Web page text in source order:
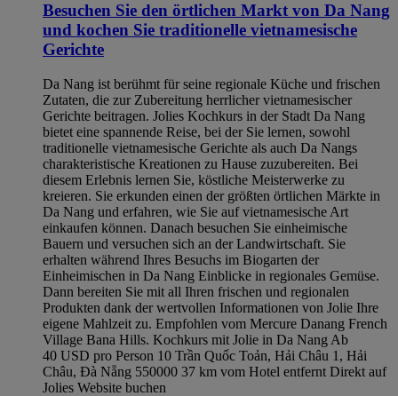
Besuchen Sie den örtlichen Markt von Da Nang
und kochen Sie traditionelle vietnamesische
Gerichte
Da Nang ist berühmt für seine regionale Küche und frischen
Zutaten, die zur Zubereitung herrlicher vietnamesischer
Gerichte beitragen. Jolies Kochkurs in der Stadt Da Nang
bietet eine spannende Reise, bei der Sie lernen, sowohl
traditionelle vietnamesische Gerichte als auch Da Nangs
charakteristische Kreationen zu Hause zuzubereiten. Bei
diesem Erlebnis lernen Sie, köstliche Meisterwerke zu
kreieren. Sie erkunden einen der größten örtlichen Märkte in
Da Nang und erfahren, wie Sie auf vietnamesische Art
einkaufen können. Danach besuchen Sie einheimische
Bauern und versuchen sich an der Landwirtschaft. Sie
erhalten während Ihres Besuchs im Biogarten der
Einheimischen in Da Nang Einblicke in regionales Gemüse.
Dann bereiten Sie mit all Ihren frischen und regionalen
Produkten dank der wertvollen Informationen von Jolie Ihre
eigene Mahlzeit zu. Empfohlen vom Mercure Danang French
Village Bana Hills. Kochkurs mit Jolie in Da Nang Ab
40 USD pro Person 10 Trần Quốc Toản, Hải Châu 1, Hải
Châu, Đà Nẵng 550000 37 km vom Hotel entfernt Direkt auf
Jolies Website buchen